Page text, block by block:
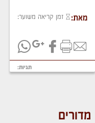
מאת: זמן קריאה משוער:
תגיות:
מדורים